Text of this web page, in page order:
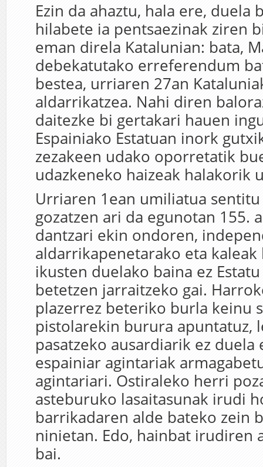
Ezin da ahaztu, hala ere, duela
hilabete ia pentsaezinak ziren
eman direla Katalunian: bata,
debekatutako erreferendum
bestea, urriaren 27an
aldarrikatzea. Nahi diren
daitezke bi gertakari hauen
Espainiako Estatuan inork
zezakeen udako oporretatik
udazkeneko haizeak halakorik
Urriaren 1ean umiliatua sentitu
gozatzen ari da egunotan 155.
dantzari ekin ondoren,
aldarrikapenetarako eta kaleak
ikusten duelako baina ez
betetzen jarraitzeko gai.
plazerrez beteriko burla keinu
pistolarekin burura apuntatuz,
pasatzeko ausardiarik ez duela
espainiar agintariak
agintariari. Ostiraleko herri
asteburuko lasaitasunak irudi
barrikadaren alde bateko zein
ninietan. Edo, hainbat irudiren
bai.